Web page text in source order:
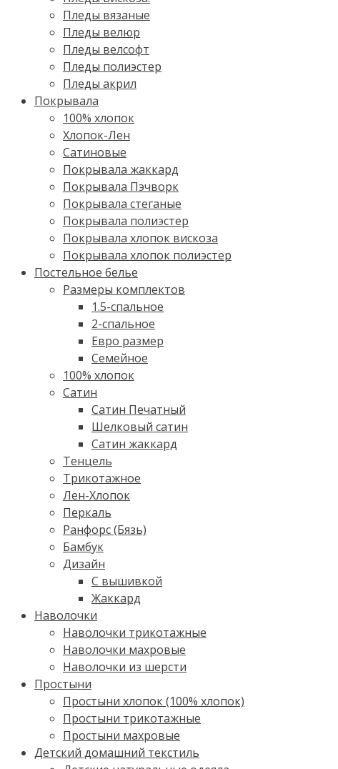
Пледы вязаные
Пледы велюр
Пледы велсофт
Пледы полиэстер
Пледы акрил
Покрывала
100% хлопок
Хлопок-Лен
Сатиновые
Покрывала жаккард
Покрывала Пэчворк
Покрывала стеганые
Покрывала полиэстер
Покрывала хлопок вискоза
Покрывала хлопок полиэстер
Постельное белье
Размеры комплектов
1.5-спальное
2-спальное
Евро размер
Семейное
100% хлопок
Cатин
Сатин Печатный
Шелковый сатин
Сатин жаккард
Тенцель
Трикотажное
Лен-Хлопок
Перкаль
Ранфорс (Бязь)
Бамбук
Дизайн
С вышивкой
Жаккард
Наволочки
Наволочки трикотажные
Наволочки махровые
Наволочки из шерсти
Простыни
Простыни хлопок (100% хлопок)
Простыни трикотажные
Простыни махровые
Детский домашний текстиль